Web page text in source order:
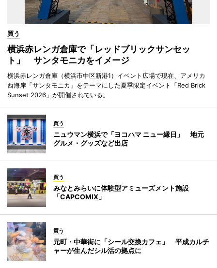
買う
横浜赤レンガ倉庫で「レッドブリックサンセッ
ト」 サンタモニカをイメージ
横浜赤レンガ倉庫（横浜市中区新港1）イベント広場で現在、アメリカ
西海岸「サンタモニカ」をテーマにした夏季限定イベント「Red Brick
Sunset 2026」が開催されている。
買う
ニュウマン横浜で「ヨコハマ ニュー縁日」 地元
グルメ・グッズなど出店
買う
みなとみらいに体験型アミューズメント施設
「CAPCOMIX」
買う
元町・中華街に「シール交換カフェ」 平成カルチ
ャーが生んだシル活の拠点に